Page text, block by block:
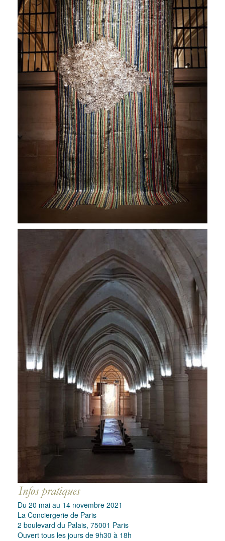
Du 20 mai au 14 novembre 2021
La Conciergerie de Paris
2 boulevard du Palais, 75001 Paris
Ouvert tous les jours de 9h30 à 18h